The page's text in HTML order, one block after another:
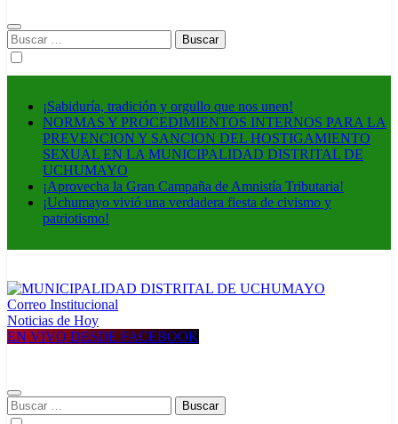
Buscar:
¡Sabiduría, tradición y orgullo que nos unen!
NORMAS Y PROCEDIMIENTOS INTERNOS PARA LA
PREVENCION Y SANCION DEL HOSTIGAMIENTO
SEXUAL EN LA MUNICIPALIDAD DISTRITAL DE
UCHUMAYO
¡Aprovecha la Gran Campaña de Amnistía Tributaria!
¡Uchumayo vivió una verdadera fiesta de civismo y
patriotismo!
MUNICIPALIDAD DISTRITAL DE UCHUMAYO
Construyendo una nueva Historia
Correo Institucional
Noticias de Hoy
EN VIVO DESDE FACEBOOK
Buscar: